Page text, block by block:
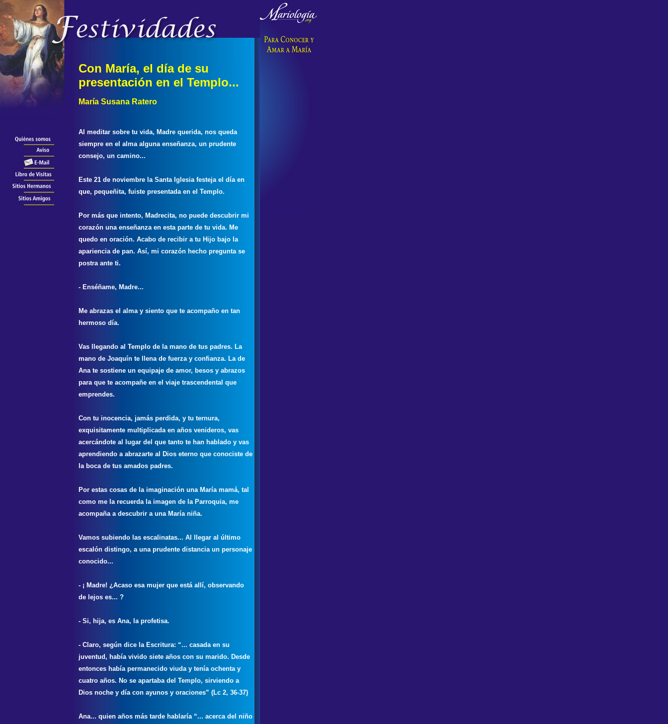
Con María, el día de su
presentación en el Templo...
María Susana Ratero
Al meditar sobre tu vida, Madre querida, nos queda
siempre en el alma alguna enseñanza, un prudente
consejo, un camino...
Este 21 de noviembre la Santa Iglesia festeja el día en
que, pequeñita, fuiste presentada en el Templo.
Por más que intento, Madrecita, no puede descubrir mi
corazón una enseñanza en esta parte de tu vida. Me
quedo en oración. Acabo de recibir a tu Hijo bajo la
apariencia de pan. Así, mi corazón hecho pregunta se
postra ante ti.
- Enséñame, Madre...
Me abrazas el alma y siento que te acompaño en tan
hermoso día.
Vas llegando al Templo de la mano de tus padres. La
mano de Joaquín te llena de fuerza y confianza. La de
Ana te sostiene un equipaje de amor, besos y abrazos
para que te acompañe en el viaje trascendental que
emprendes.
Con tu inocencia, jamás perdida, y tu ternura,
exquisitamente multiplicada en años venideros, vas
acercándote al lugar del que tanto te han hablado y vas
aprendiendo a abrazarte al Dios eterno que conociste de
la boca de tus amados padres.
Por estas cosas de la imaginación una María mamá, tal
como me la recuerda la imagen de la Parroquia, me
acompaña a descubrir a una María niña.
Vamos subiendo las escalinatas... Al llegar al último
escalón distingo, a una prudente distancia un personaje
conocido...
- ¡ Madre! ¿Acaso esa mujer que está allí, observando
de lejos es... ?
- Si, hija, es Ana, la profetisa.
- Claro, según dice la Escritura: “... casada en su
juventud, había vivido siete años con su marido. Desde
entonces había permanecido viuda y tenía ochenta y
cuatro años. No se apartaba del Templo, sirviendo a
Dios noche y día con ayunos y oraciones” (Lc 2, 36-37)
Ana... quien años más tarde hablaría “... acerca del niño